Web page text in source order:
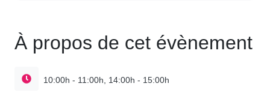
À propos de cet évènement
10:00h - 11:00h, 14:00h - 15:00h